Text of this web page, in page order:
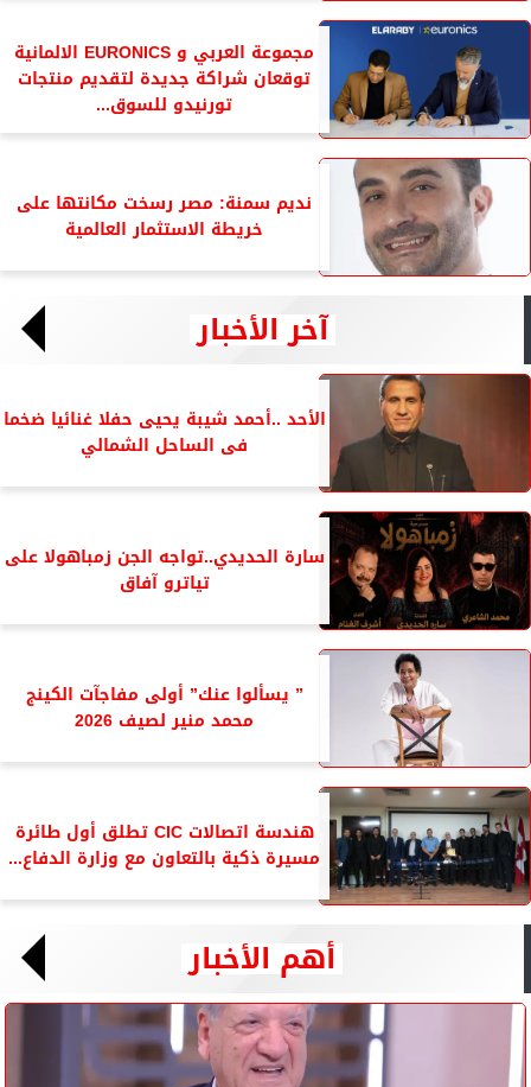
مجموعة العربي و EURONICS الالمانية
توقعان شراكة جديدة لتقديم منتجات
تورنيدو للسوق...
نديم سمنة: مصر رسخت مكانتها على
خريطة الاستثمار العالمية
آخر الأخبار
الأحد ..أحمد شيبة يحيى حفلا غنائيا ضخما
فى الساحل الشمالي
سارة الحديدي..تواجه الجن زمباهولا على
تياترو آفاق
” يسألوا عنك” أولى مفاجآت الكينج
محمد منير لصيف 2026
هندسة اتصالات CIC تطلق أول طائرة
مسيرة ذكية بالتعاون مع وزارة الدفاع...
أهم الأخبار